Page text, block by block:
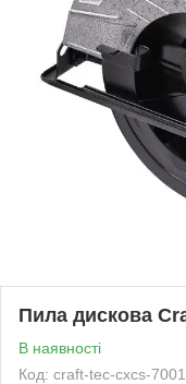
Пила дискова
В наявності
Код: craft-tec-cxcs-7001